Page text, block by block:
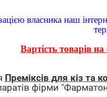
власника наш
Вартість товарів
Преміксів для кіз та
фірми
(0)
- 1г.